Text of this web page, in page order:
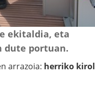
ekitaldia, eta
dute portuan.
arrazoia: herriko kirol